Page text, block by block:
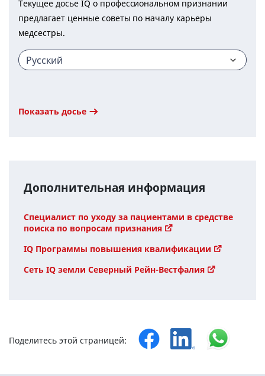
Текущее досье IQ о профессиональном признании
предлагает ценные советы по началу карьеры
медсестры.
Показать досье
Дополнительная информация
Специалист по уходу за пациентами в средстве
поиска по вопросам признания
IQ Программы повышения квалификации
Сеть IQ земли Северный Рейн-Вестфалия
Поделитесь этой страницей: